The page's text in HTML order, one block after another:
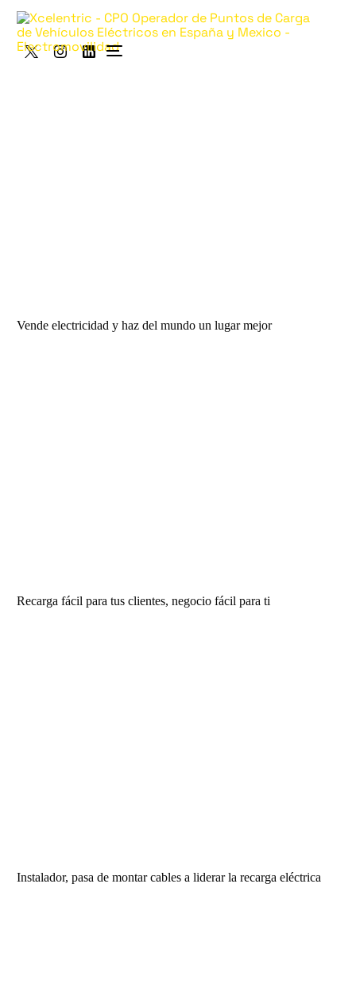
Vende electricidad y haz del mundo un lugar mejor
Recarga fácil para tus clientes, negocio fácil para ti
Instalador, pasa de montar cables a liderar la recarga eléctrica